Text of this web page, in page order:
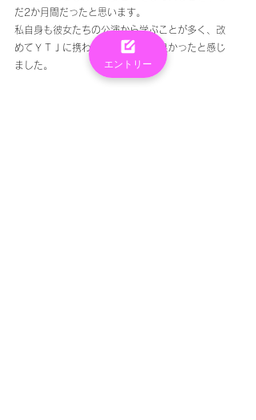
だ2か月間だったと思います。
私自身も彼女たちの公演から学ぶことが多く、改
めてＹＴＪに携わることができて良かったと感じ
ました。
エントリー